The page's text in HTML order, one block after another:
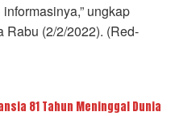
ungkap
(2/2/2022). (Red-
81 Tahun Meninggal Dunia